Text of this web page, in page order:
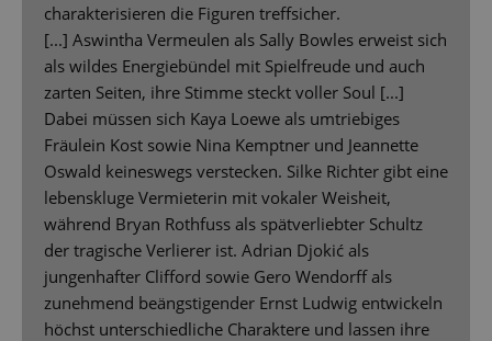
charakterisieren die Figuren treffsicher.
[...] Aswintha Vermeulen als Sally Bowles erweist sich
als wildes Energiebündel mit Spielfreude und auch
zarten Seiten, ihre Stimme steckt voller Soul [...]
Dabei müssen sich Kaya Loewe als umtriebiges
Fräulein Kost sowie Nina Kemptner und Jeannette
Oswald keineswegs verstecken. Silke Richter gibt eine
lebenskluge Vermieterin mit vokaler Weisheit,
während Bryan Rothfuss als spätverliebter Schultz
der tragische Verlierer ist. Adrian Djokić als
jungenhafter Clifford sowie Gero Wendorff als
zunehmend beängstigender Ernst Ludwig entwickeln
höchst unterschiedliche Charaktere und lassen ihre